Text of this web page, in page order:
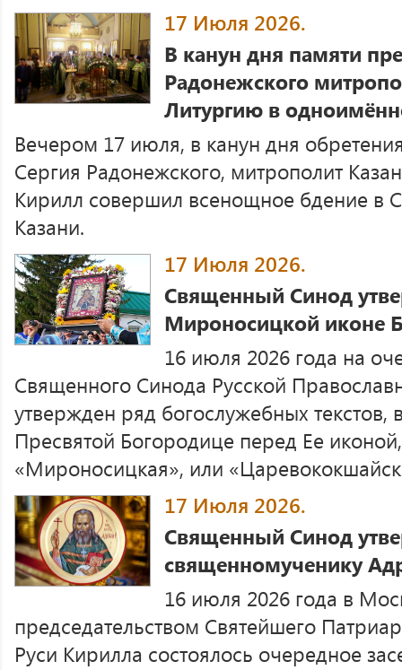
17 Июля 2026.
В канун дня памяти
Радонежского
Литургию в
Вечером 17 июля, в канун дня
Сергия Радонежского, митрополит
Кирилл совершил всенощное бдение в
Казани.
17 Июля 2026.
Священный Синод
Мироносицкой иконе
16 июля 2026 года на
Священного Синода Русской
утвержден ряд богослужебных текстов,
Пресвятой Богородице перед Ее
«Мироносицкая», или
17 Июля 2026.
Священный Синод
священномученику
16 июля 2026 года в
председательством Святейшего
Руси Кирилла состоялось очередное